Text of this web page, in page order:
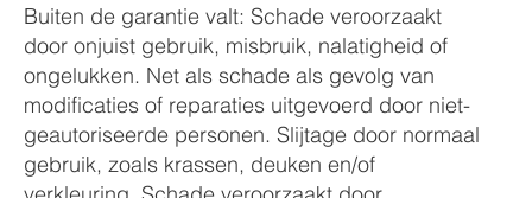
Buiten de garantie valt: Schade veroorzaakt
door onjuist gebruik, misbruik, nalatigheid of
ongelukken. Net als schade als gevolg van
modificaties of reparaties uitgevoerd door niet-
geautoriseerde personen. Slijtage door normaal
gebruik, zoals krassen, deuken en/of